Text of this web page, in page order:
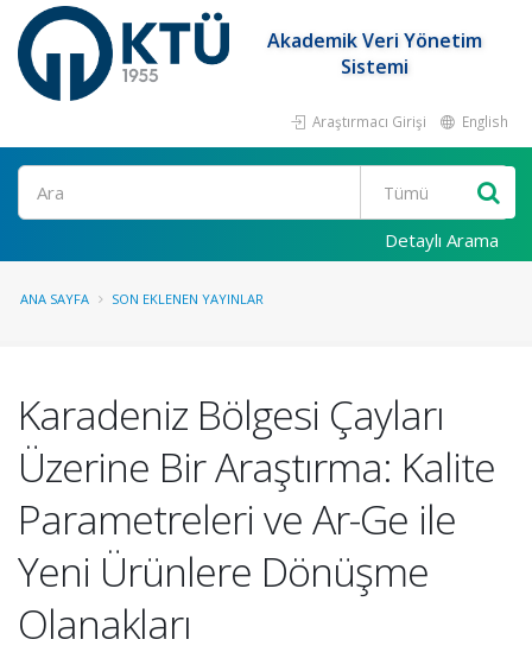
Akademik Veri Yönetim
Sistemi
Araştırmacı Girişi English
Ara
Detaylı Arama
ANA SAYFA SON EKLENEN YAYINLAR
Karadeniz Bölgesi Çayları
Üzerine Bir Araştırma: Kalite
Parametreleri ve Ar-Ge ile
Yeni Ürünlere Dönüşme
Olanakları